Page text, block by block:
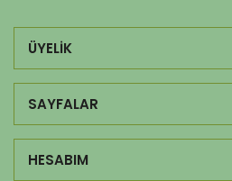
ÜYELİK
SAYFALAR
HESABIM